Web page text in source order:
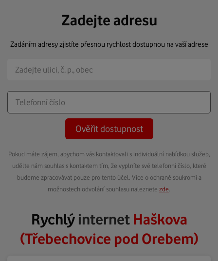
Zadejte adresu
Zadáním adresy zjistíte přesnou rychlost dostupnou na vaší adrese
Ověřit dostupnost
Pokud máte zájem, abychom vás kontaktovali s individuální nabídkou služeb,
udělte nám souhlas s kontaktem tím, že vyplníte své telefonní číslo, které
budeme zpracovávat pouze pro tento účel. Více o ochraně soukromí a
možnostech odvolání souhlasu naleznete zde
Rychlýinternet Haškova
(Třebechovice pod Orebem)